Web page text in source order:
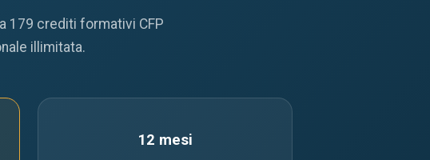
179 crediti formativi CFP
illimitata.
12 mesi